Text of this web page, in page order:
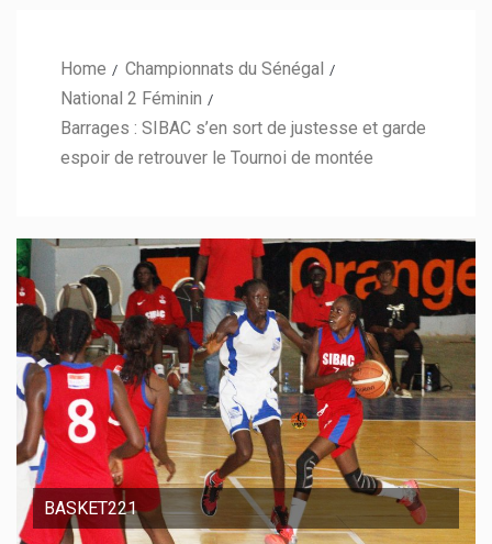
Home
Championnats du Sénégal
National 2 Féminin
Barrages : SIBAC s’en sort de justesse et garde
espoir de retrouver le Tournoi de montée
BASKET221